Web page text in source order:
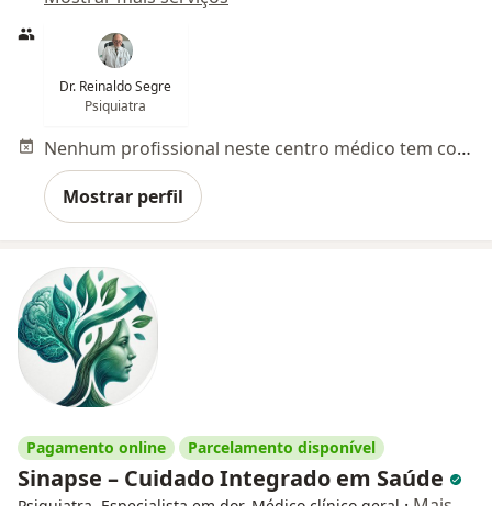
Dr. Reinaldo Segre
Psiquiatra
Nenhum profissional neste centro médico tem consultas disponíveis
Mostrar perfil
Pagamento online Parcelamento disponível
Sinapse – Cuidado Integrado em Saúde